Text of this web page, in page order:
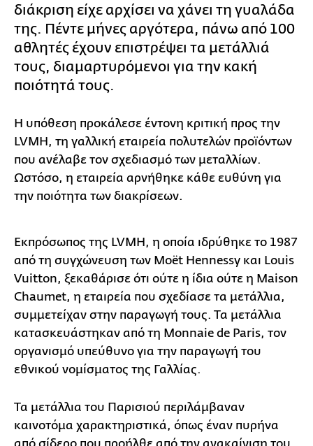
διάκριση είχε αρχίσει να χάνει τη γυαλάδα
της. Πέντε μήνες αργότερα, πάνω από 100
αθλητές έχουν επιστρέψει τα μετάλλιά
τους, διαμαρτυρόμενοι για την κακή
ποιότητά τους.
Η υπόθεση προκάλεσε έντονη κριτική προς την
LVMH, τη γαλλική εταιρεία πολυτελών προϊόντων
που ανέλαβε τον σχεδιασμό των μεταλλίων.
Ωστόσο, η εταιρεία αρνήθηκε κάθε ευθύνη για
την ποιότητα των διακρίσεων.
Εκπρόσωπος της LVMH, η οποία ιδρύθηκε το 1987
από τη συγχώνευση των Moët Hennessy και Louis
Vuitton, ξεκαθάρισε ότι ούτε η ίδια ούτε η Maison
Chaumet, η εταιρεία που σχεδίασε τα μετάλλια,
συμμετείχαν στην παραγωγή τους. Τα μετάλλια
κατασκευάστηκαν από τη Monnaie de Paris, τον
οργανισμό υπεύθυνο για την παραγωγή του
εθνικού νομίσματος της Γαλλίας.
Τα μετάλλια του Παρισιού περιλάμβαναν
καινοτόμα χαρακτηριστικά, όπως έναν πυρήνα
από σίδερο που προήλθε από την ανακαίνιση του